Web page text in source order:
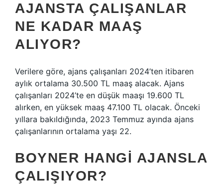
AJANSTA ÇALIŞANLAR
NE KADAR MAAŞ
ALIYOR?
Verilere göre, ajans çalışanları 2024’ten itibaren
aylık ortalama 30.500 TL maaş alacak. Ajans
çalışanları 2024’te en düşük maaşı 19.600 TL
alırken, en yüksek maaş 47.100 TL olacak. Önceki
yıllara bakıldığında, 2023 Temmuz ayında ajans
çalışanlarının ortalama yaşı 22.
BOYNER HANGI AJANSLA
ÇALIŞIYOR?